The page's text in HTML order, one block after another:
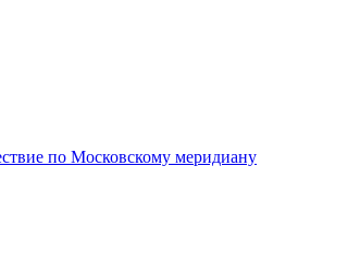
по Московскому меридиану